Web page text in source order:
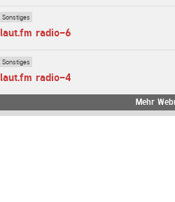
Sonstiges
laut.fm radio-6
Sonstiges
laut.fm radio-4
Mehr